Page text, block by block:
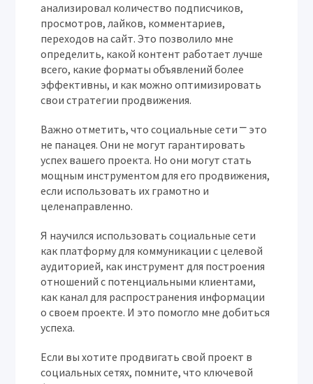
анализировал количество подписчиков,
просмотров, лайков, комментариев,
переходов на сайт. Это позволило мне
определить, какой контент работает лучше
всего, какие форматы объявлений более
эффективны, и как можно оптимизировать
свои стратегии продвижения.
Важно отметить, что социальные сети ⎻ это
не панацея. Они не могут гарантировать
успех вашего проекта. Но они могут стать
мощным инструментом для его продвижения,
если использовать их грамотно и
целенаправленно.
Я научился использовать социальные сети
как платформу для коммуникации с целевой
аудиторией, как инструмент для построения
отношений с потенциальными клиентами,
как канал для распространения информации
о своем проекте. И это помогло мне добиться
успеха.
Если вы хотите продвигать свой проект в
социальных сетях, помните, что ключевой